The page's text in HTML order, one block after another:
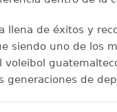
llena de éxitos y
siendo uno de los
voleibol
generaciones de